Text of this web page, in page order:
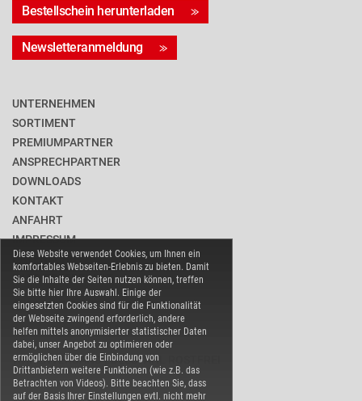
Diese Website verwendet Cookies, um Ihnen ein
komfortables Webseiten-Erlebnis zu bieten. Damit
Sie die Inhalte der Seiten nutzen können, treffen
Sie bitte hier Ihre Auswahl. Einige der
eingesetzten Cookies sind für die Funktionalität
der Webseite zwingend erforderlich, andere
helfen mittels anonymisierter statistischer Daten
dabei, unser Angebot zu optimieren oder
ermöglichen über die Einbindung von
Drittanbietern weitere Funktionen (wie z.B. das
Betrachten von Videos). Bitte beachten Sie, dass
auf der Basis Ihrer Einstellungen evtl. nicht mehr
Bestellschein herunterladen
Newsletteranmeldung
UNTERNEHMEN
SORTIMENT
PREMIUMPARTNER
ANSPRECHPARTNER
DOWNLOADS
KONTAKT
ANFAHRT
IMPRESSUM
DATENSCHUTZ
BARRIEREFREIHEIT
COOKIE-EINSTELLUNGEN
WARENVERBAND EDELSTAHL ROSTFREI